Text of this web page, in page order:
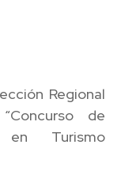
Regional
de
en Turismo